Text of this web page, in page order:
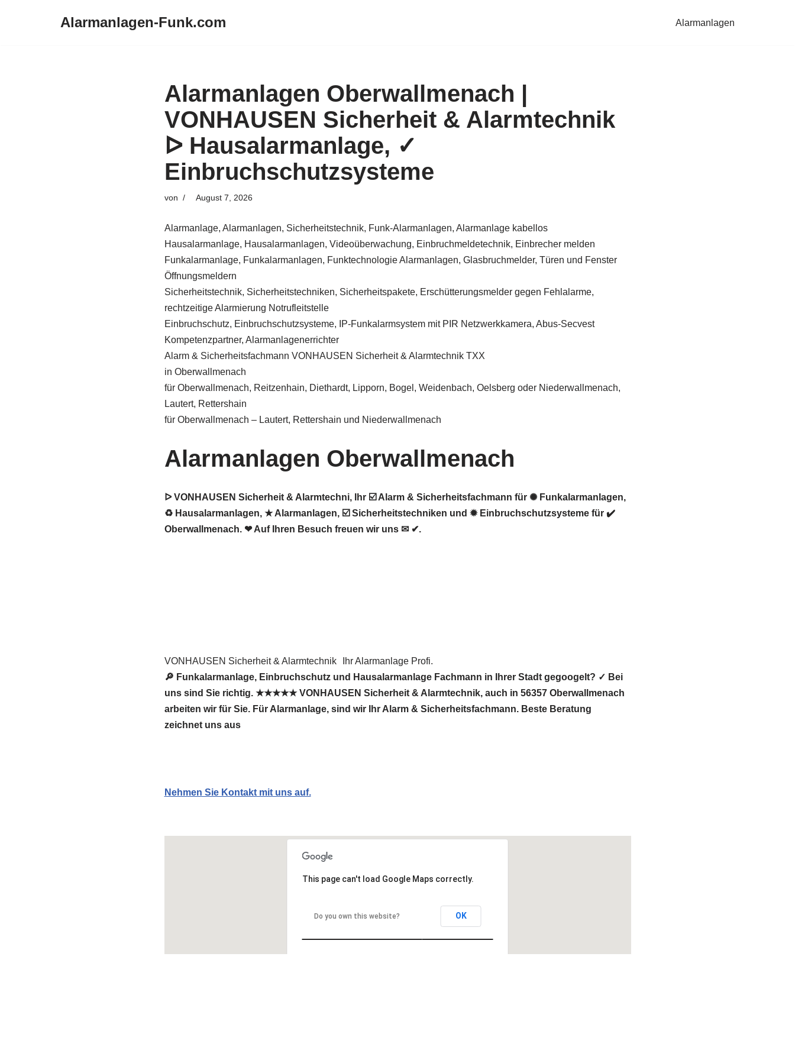
Alarmanlagen-Funk.com Alarmanlagen
Alarmanlagen Oberwallmenach |
VONHAUSEN Sicherheit & Alarmtechnik
ᐅ Hausalarmanlage, ✓
Einbruchschutzsysteme
von August 7, 2026
Alarmanlage, Alarmanlagen, Sicherheitstechnik, Funk-Alarmanlagen, Alarmanlage kabellos
Hausalarmanlage, Hausalarmanlagen, Videoüberwachung, Einbruchmeldetechnik, Einbrecher melden
Funkalarmanlage, Funkalarmanlagen, Funktechnologie Alarmanlagen, Glasbruchmelder, Türen und Fenster
Öffnungsmeldern
Sicherheitstechnik, Sicherheitstechniken, Sicherheitspakete, Erschütterungsmelder gegen Fehlalarme,
rechtzeitige Alarmierung Notrufleitstelle
Einbruchschutz, Einbruchschutzsysteme, IP-Funkalarmsystem mit PIR Netzwerkkamera, Abus-Secvest
Kompetenzpartner, Alarmanlagenerrichter
Alarm & Sicherheitsfachmann VONHAUSEN Sicherheit & Alarmtechnik TXX
in Oberwallmenach
für Oberwallmenach, Reitzenhain, Diethardt, Lipporn, Bogel, Weidenbach, Oelsberg oder Niederwallmenach,
Lautert, Rettershain
für Oberwallmenach – Lautert, Rettershain und Niederwallmenach
Alarmanlagen Oberwallmenach
ᐅ VONHAUSEN Sicherheit & Alarmtechni, Ihr ☑️ Alarm & Sicherheitsfachmann für ✺ Funkalarmanlagen,
♻ Hausalarmanlagen, ★ Alarmanlagen, ☑️ Sicherheitstechniken und ✹ Einbruchschutzsysteme für ✔️
Oberwallmenach. ❤ Auf Ihren Besuch freuen wir uns ✉ ✔.
VONHAUSEN Sicherheit & Alarmtechnik
Ihr Alarmanlage Profi.
🔎 Funkalarmanlage, Einbruchschutz und Hausalarmanlage Fachmann in Ihrer Stadt gegoogelt? ✓ Bei
uns sind Sie richtig. ★★★★★ VONHAUSEN Sicherheit & Alarmtechnik, auch in 56357 Oberwallmenach
arbeiten wir für Sie. Für Alarmanlage, sind wir Ihr Alarm & Sicherheitsfachmann. Beste Beratung
zeichnet uns aus
Nehmen Sie Kontakt mit uns auf.
This page can't load Google Maps correctly.
Do you own this website? OK